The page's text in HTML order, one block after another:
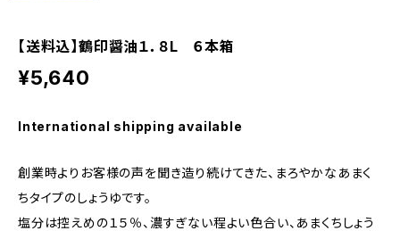
【送料込】鶴印醤油１．８L ６本箱
¥5,640
International shipping available
創業時よりお客様の声を聞き造り続けてきた、まろやかなあまく
ちタイプのしょうゆです。
塩分は控えめの１５％、濃すぎない程よい色合い、あまくちしょう